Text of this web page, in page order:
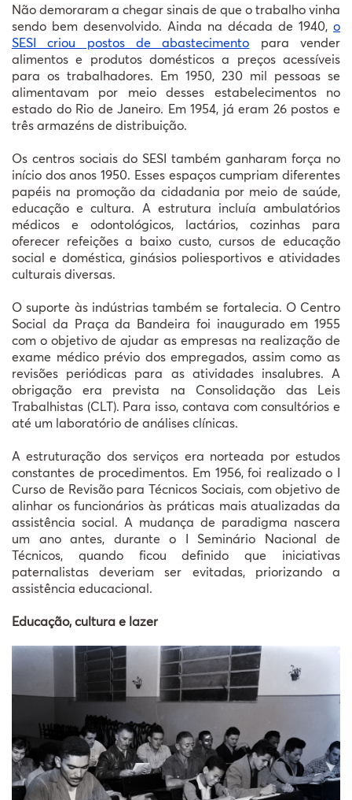
Não demoraram a chegar sinais de que o trabalho vinha
sendo bem desenvolvido. Ainda na década de 1940, o
SESI criou postos de abastecimento para vender
alimentos e produtos domésticos a preços acessíveis
para os trabalhadores. Em 1950, 230 mil pessoas se
alimentavam por meio desses estabelecimentos no
estado do Rio de Janeiro. Em 1954, já eram 26 postos e
três armazéns de distribuição.
Os centros sociais do SESI também ganharam força no
início dos anos 1950. Esses espaços cumpriam diferentes
papéis na promoção da cidadania por meio de saúde,
educação e cultura. A estrutura incluía ambulatórios
médicos e odontológicos, lactários, cozinhas para
oferecer refeições a baixo custo, cursos de educação
social e doméstica, ginásios poliesportivos e atividades
culturais diversas.
O suporte às indústrias também se fortalecia. O Centro
Social da Praça da Bandeira foi inaugurado em 1955
com o objetivo de ajudar as empresas na realização de
exame médico prévio dos empregados, assim como as
revisões periódicas para as atividades insalubres. A
obrigação era prevista na Consolidação das Leis
Trabalhistas (CLT). Para isso, contava com consultórios e
até um laboratório de análises clínicas.
A estruturação dos serviços era norteada por estudos
constantes de procedimentos. Em 1956, foi realizado o I
Curso de Revisão para Técnicos Sociais, com objetivo de
alinhar os funcionários às práticas mais atualizadas da
assistência social. A mudança de paradigma nascera
um ano antes, durante o I Seminário Nacional de
Técnicos, quando ficou definido que iniciativas
paternalistas deveriam ser evitadas, priorizando a
assistência educacional.
Educação, cultura e lazer